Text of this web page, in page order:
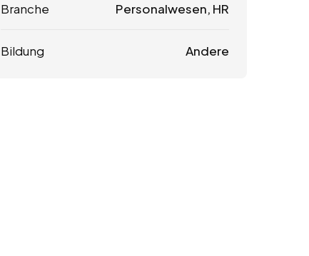
Branche Personalwesen, HR
Bildung Andere